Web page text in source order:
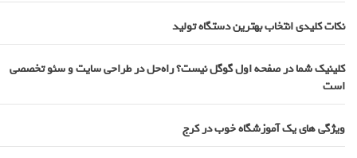
نکات کلیدی انتخاب بهترین دستگاه تولید
کلینیک شما در صفحه اول گوگل نیست؟ راه‌حل در طراحی سایت و سئو تخصصی
است
ویژگی های یک آموزشگاه خوب در کرج